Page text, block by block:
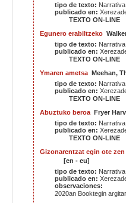
tipo de texto: Narrativa
publicado en:
TEXTO ON-LINE
Egunero erabiltzeko
tipo de texto: Narrativa
publicado en:
TEXTO ON-LINE
Ymaren ametsa Meehan,
tipo de texto: Narrativa
publicado en:
TEXTO ON-LINE
Abuztuko beroa Fryer
tipo de texto: Narrativa
publicado en:
TEXTO ON-LINE
Gizonarentzat egin ote
[en - eu]
tipo de texto: Narrativa
publicado en:
observaciones:
2020an Booktegin